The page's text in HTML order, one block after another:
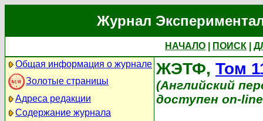
Журнал
НАЧАЛО ПОИСК
Общая информация о журнале
Золотые страницы
Адреса редакции
Содержание журнала
ЖЭТФ, Том
(Английский
доступен on-